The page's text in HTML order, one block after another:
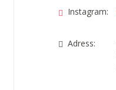
Instagram:
Adress: